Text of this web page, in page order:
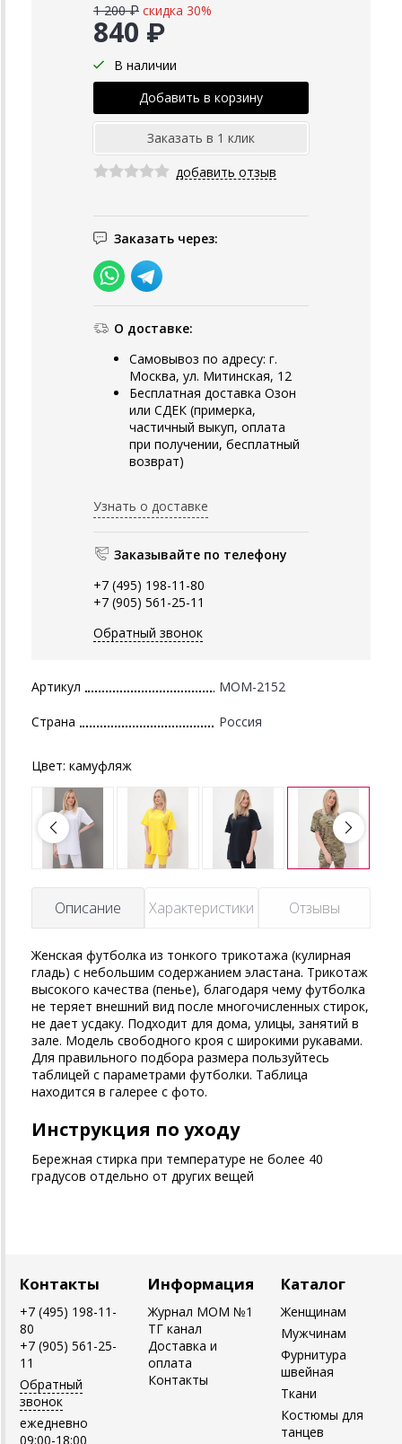
840 ₽
1 200 ₽ скидка 30%
В наличии
добавить отзыв
Заказать через:
О доставке:
Самовывоз по адресу: г.
Москва, ул. Митинская, 12
Бесплатная доставка Озон
или СДЕК (примерка,
частичный выкуп, оплата
при получении, бесплатный
возврат)
Узнать о доставке
Заказывайте по телефону
+7 (495) 198-11-80
+7 (905) 561-25-11
Обратный звонок
Артикул MOM-2152
Страна Россия
Цвет: камуфляж
Описание Характеристики Отзывы
Женская футболка из тонкого трикотажа (кулирная
гладь) с небольшим содержанием эластана. Трикотаж
высокого качества (пенье), благодаря чему футболка
не теряет внешний вид после многочисленных стирок,
не дает усдаку. Подходит для дома, улицы, занятий в
зале. Модель свободного кроя с широкими рукавами.
Для правильного подбора размера пользуйтесь
таблицей с параметрами футболки. Таблица
находится в галерее с фото.
Инструкция по уходу
Бережная стирка при температуре не более 40
градусов отдельно от других вещей
Контакты
+7 (495) 198-11-
80
+7 (905) 561-25-
11
Обратный
звонок
ежедневно
09:00-18:00
Информация
Журнал MOM №1
ТГ канал
Доставка и
оплата
Контакты
Каталог
Женщинам
Мужчинам
Фурнитура
швейная
Ткани
Костюмы для
танцев